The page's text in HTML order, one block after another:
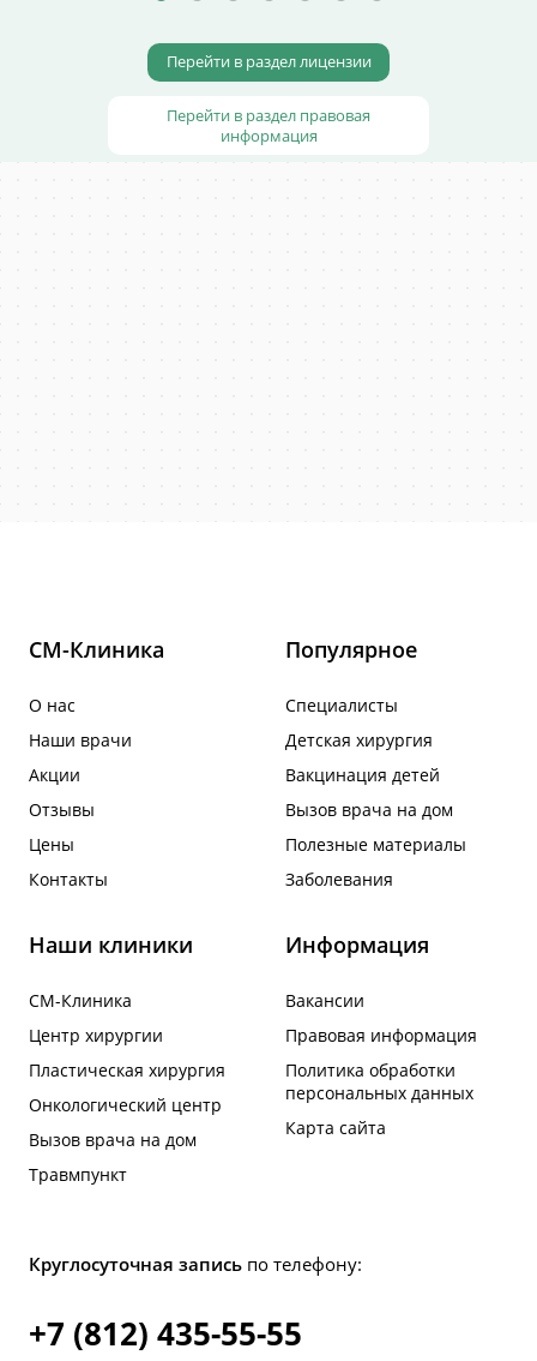
Перейти в раздел лицензии
Перейти в раздел правовая
информация
СМ-Клиника
О нас
Наши врачи
Акции
Отзывы
Цены
Контакты
Популярное
Специалисты
Детская хирургия
Вакцинация детей
Вызов врача на дом
Полезные материалы
Заболевания
Наши клиники
СМ-Клиника
Центр хирургии
Пластическая хирургия
Онкологический центр
Вызов врача на дом
Травмпункт
Информация
Вакансии
Правовая информация
Политика обработки
персональных данных
Карта сайта
Круглосуточная запись по телефону:
+7 (812) 435-55-55